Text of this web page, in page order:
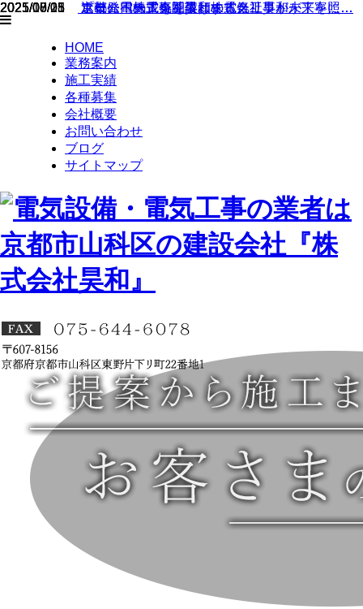
HOME
業務案内
施工実績
各種募集
会社概要
お問い合わせ
ブログ
サイトマップ
2025/
2025/07/01 プロに電気工事を依頼するメリット
2021/10/25 ホームページを開設しました。
08/15 近畿一円の電気工事は株式会社昊和が丁寧に…